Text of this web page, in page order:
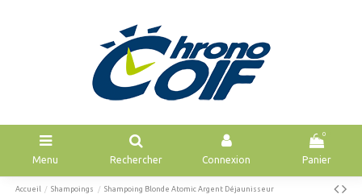
Menu Rechercher Connexion
0
Panier
Accueil Shampoings Shampoing Blonde Atomic Argent Déjaunisseur